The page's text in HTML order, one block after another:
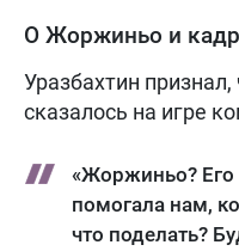
О Жоржиньо и
Уразбахтин
сказалось на игре
«Жоржиньо? Его
помогала нам,
что поделать?